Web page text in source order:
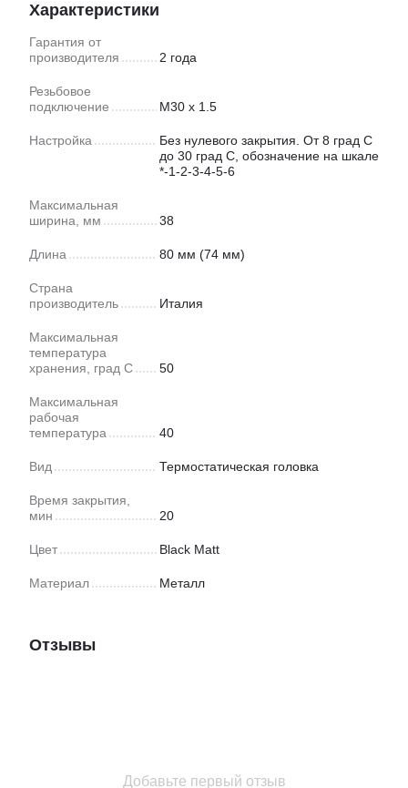
Характеристики
Гарантия от
производителя
2 года
Резьбовое
подключение
M30 x 1.5
Настройка
Без нулевого закрытия. От 8 град С
до 30 град С, обозначение на шкале
*-1-2-3-4-5-6
Максимальная
ширина, мм
38
Длина 80 мм (74 мм)
Страна
производитель
Италия
Максимальная
температура
хранения, град С
50
Максимальная
рабочая
температура
40
Вид Термостатическая головка
Время закрытия,
мин
20
Цвет Black Matt
Материал Металл
Отзывы
Добавьте первый отзыв